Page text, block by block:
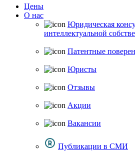
Цены
О нас
Юридическая
интеллектуальной
Патентные
Юристы
Отзывы
Акции
Вакансии
Публикации в СМИ